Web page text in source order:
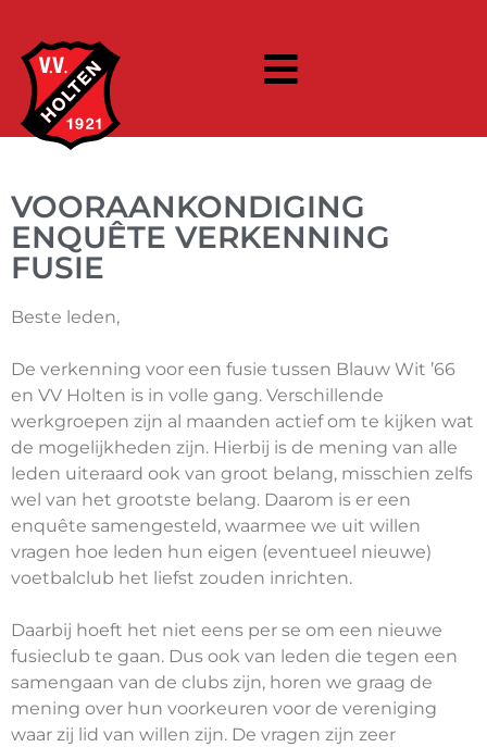
VOORAANKONDIGING
ENQUÊTE VERKENNING
FUSIE
Beste leden,
De verkenning voor een fusie tussen Blauw Wit ’66
en VV Holten is in volle gang. Verschillende
werkgroepen zijn al maanden actief om te kijken wat
de mogelijkheden zijn. Hierbij is de mening van alle
leden uiteraard ook van groot belang, misschien zelfs
wel van het grootste belang. Daarom is er een
enquête samengesteld, waarmee we uit willen
vragen hoe leden hun eigen (eventueel nieuwe)
voetbalclub het liefst zouden inrichten.
Daarbij hoeft het niet eens per se om een nieuwe
fusieclub te gaan. Dus ook van leden die tegen een
samengaan van de clubs zijn, horen we graag de
mening over hun voorkeuren voor de vereniging
waar zij lid van willen zijn. De vragen zijn zeer